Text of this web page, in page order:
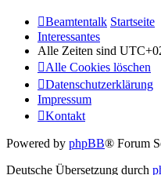
Beamtentalk Startseite
Interessantes
Alle Zeiten sind
Alle Cookies löschen
Datenschutzerklärung
Impressum
Kontakt
Powered by phpBB® Forum
Deutsche Übersetzung durch